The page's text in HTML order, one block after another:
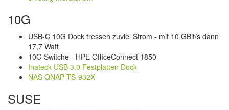
10G
USB-C 10G Dock fressen zuviel Strom - mit 10 GBit/s dann
17,7 Watt
10G Switche - HPE OfficeConnect 1850
Inateck USB 3.0 Festplatten Dock
NAS QNAP TS-932X
SUSE